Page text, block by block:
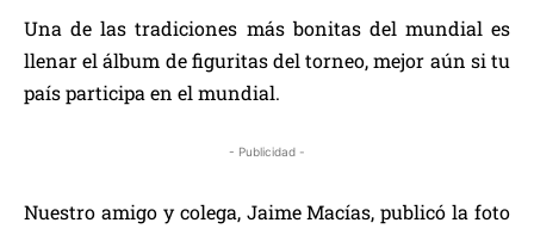
Una de las tradiciones más bonitas del mundial es
llenar el álbum de figuritas del torneo, mejor aún si tu
país participa en el mundial.
- Publicidad -
Nuestro amigo y colega, Jaime Macías, publicó la foto